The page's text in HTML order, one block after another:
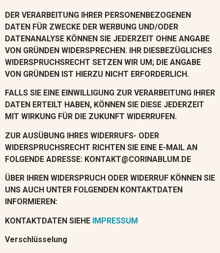
DER VERARBEITUNG IHRER PERSONENBEZOGENEN
DATEN FÜR ZWECKE DER WERBUNG UND/ODER
DATENANALYSE KÖNNEN SIE JEDERZEIT OHNE ANGABE
VON GRÜNDEN WIDERSPRECHEN. IHR DIESBEZÜGLICHES
WIDERSPRUCHSRECHT SETZEN WIR UM; DIE ANGABE
VON GRÜNDEN IST HIERZU NICHT ERFORDERLICH.
FALLS SIE EINE EINWILLIGUNG ZUR VERARBEITUNG IHRER
DATEN ERTEILT HABEN, KÖNNEN SIE DIESE JEDERZEIT
MIT WIRKUNG FÜR DIE ZUKUNFT WIDERRUFEN.
ZUR AUSÜBUNG IHRES WIDERRUFS- ODER
WIDERSPRUCHSRECHT RICHTEN SIE EINE E-MAIL AN
FOLGENDE ADRESSE: KONTAKT@CORINABLUM.DE
ÜBER IHREN WIDERSPRUCH ODER WIDERRUF KÖNNEN SIE
UNS AUCH UNTER FOLGENDEN KONTAKTDATEN
INFORMIEREN:
KONTAKTDATEN SIEHE IMPRESSUM
Verschlüsselung